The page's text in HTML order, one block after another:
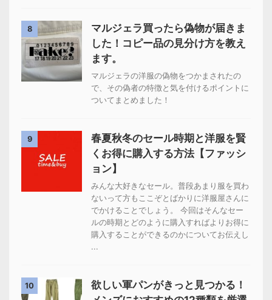
8
マルジェラ買ったら偽物が届きま
した！コピー品の見分け方を教え
ます。
マルジェラの洋服の偽物をつかまされたの
で、その偽者の特徴と気を付けるポイントに
ついてまとめました！
9
春夏秋冬のセール時期と洋服を賢
くお得に購入する方法【ファッシ
ョン】
みんな大好きなセール。普段あまり服を買わ
ないって方もここぞとばかりに洋服屋さんに
でかけることでしょう。 今回はそんなセー
ルの時期とどのように購入すればよりお得に
購入することができるのかについてお伝えし
...
10
欲しい軍パンがきっと見つかる！